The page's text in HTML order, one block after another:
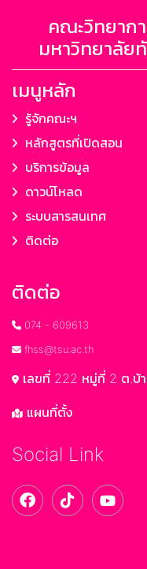
คณะวิทยาก
มหาวิทยาลัย
เมนูหลัก
รู้จักคณะฯ
หลักสูตรที่เปิดสอน
บริการข้อมูล
ดาวน์โหลด
ระบบสารสนเทศ
ติดต่อ
ติดต่อ
074 - 609613
fhss@tsu.ac.th
เลขที่ 222 หมู่ที่ 2 ต.บ้
แผนที่ตั้ง
Social Link